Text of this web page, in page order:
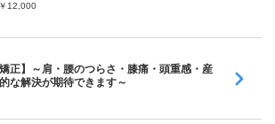
12,000
正】～肩・腰のつらさ・膝痛・頭重感・産
な解決が期待できます～